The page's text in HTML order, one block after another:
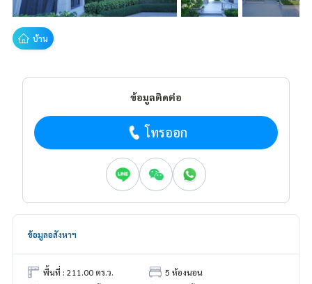
บ้าน
ข้อมูลติดต่อ
โทรออก
ข้อมูลอสังหาฯ
พื้นที่ : 211.00 ตร.ว.
5 ห้องนอน